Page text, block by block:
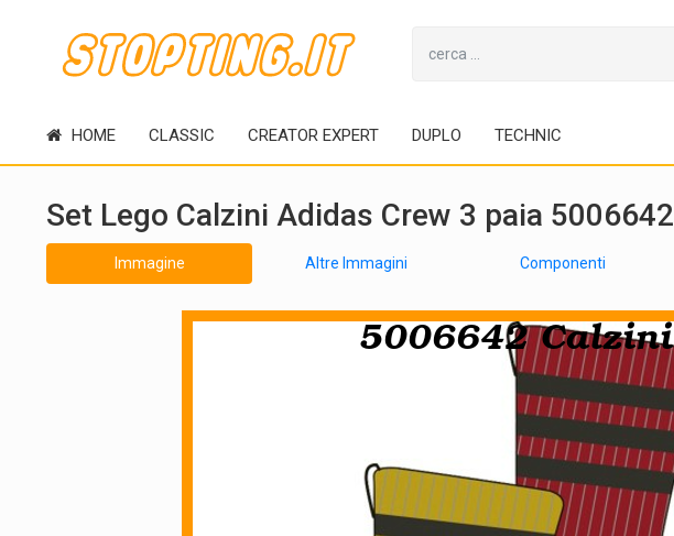
HOME CLASSIC CREATOR EXPERT DUPLO TECHNIC
Set Lego Calzini Adidas Crew 3 paia 5006642
Immagine Altre Immagini Componenti